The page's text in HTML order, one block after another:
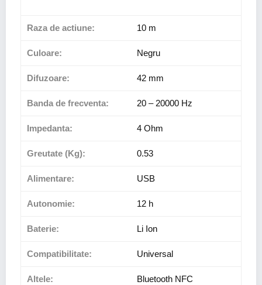
Raza de actiune: 10 m
Culoare: Negru
Difuzoare: 42 mm
Banda de frecventa: 20 – 20000 Hz
Impedanta: 4 Ohm
Greutate (Kg): 0.53
Alimentare: USB
Autonomie: 12 h
Baterie: Li Ion
Compatibilitate: Universal
Altele: Bluetooth NFC